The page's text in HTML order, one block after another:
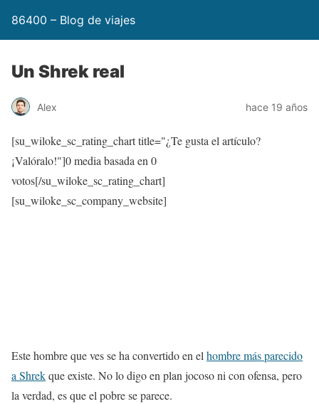
86400 – Blog de viajes
Un Shrek real
Alex hace 19 años
[su_wiloke_sc_rating_chart title="¿Te gusta el artículo?
¡Valóralo!"]0media basada en 0
votos[/su_wiloke_sc_rating_chart]
[su_wiloke_sc_company_website]
Este hombre que ves se ha convertido en elhombre más parecido
a Shrekque existe. No lo digo en plan jocoso ni con ofensa, pero
la verdad, es que el pobre se parece.